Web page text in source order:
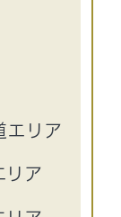
エリア
ア